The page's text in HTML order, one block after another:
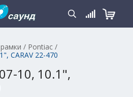
/ Pontiac /
CARAV 22-470
10, 10.1",